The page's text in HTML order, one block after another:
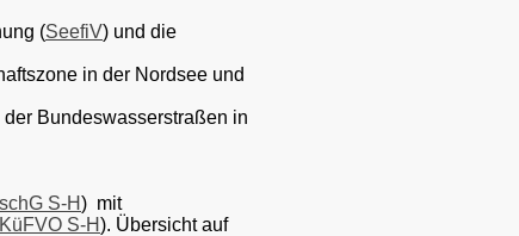
(SeefiV) und die
in der Nordsee und
Bundeswasserstraßen in
S-H) mit
KüFVO S-H). Übersicht auf